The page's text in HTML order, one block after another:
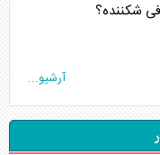
شکننده؟
از جنگ
آرشیو...